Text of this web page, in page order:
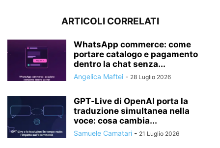
ARTICOLI CORRELATI
WhatsApp commerce: come
portare catalogo e pagamento
dentro la chat senza...
Angelica Maftei - 28 Luglio 2026
GPT‑Live di OpenAI porta la
traduzione simultanea nella
voce: cosa cambia...
Samuele Camatari - 21 Luglio 2026